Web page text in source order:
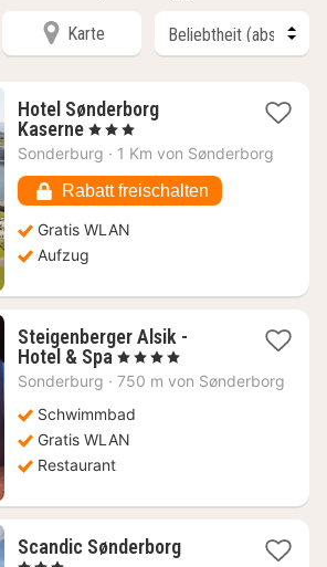
Karte
Hotel Sønderborg
Kaserne1
Nacht
ab
142,54
€
, 3 Sterne
Sonderburg · 1 Km von Sønderborg
Rabatt freischalten
Gratis WLAN
Aufzug
Steigenberger Alsik -
Hotel & Spa 1
Nacht
191,68
€
, 4 Sterne
Sonderburg · 750 m von Sønderborg
Schwimmbad
Gratis WLAN
Restaurant
Scandic Sønderborg1